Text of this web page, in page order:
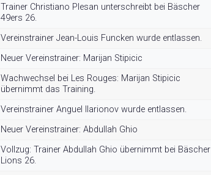
Trainer Christiano Plesan unterschreibt bei Bäscher
49ers 26.
Vereinstrainer Jean-Louis Funcken wurde entlassen.
Neuer Vereinstrainer: Marijan Stipicic
Wachwechsel bei Les Rouges: Marijan Stipicic
übernimmt das Training.
Vereinstrainer Anguel Ilarionov wurde entlassen.
Neuer Vereinstrainer: Abdullah Ghio
Vollzug: Trainer Abdullah Ghio übernimmt bei Bäscher
Lions 26.